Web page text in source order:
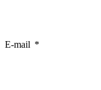
E-mail